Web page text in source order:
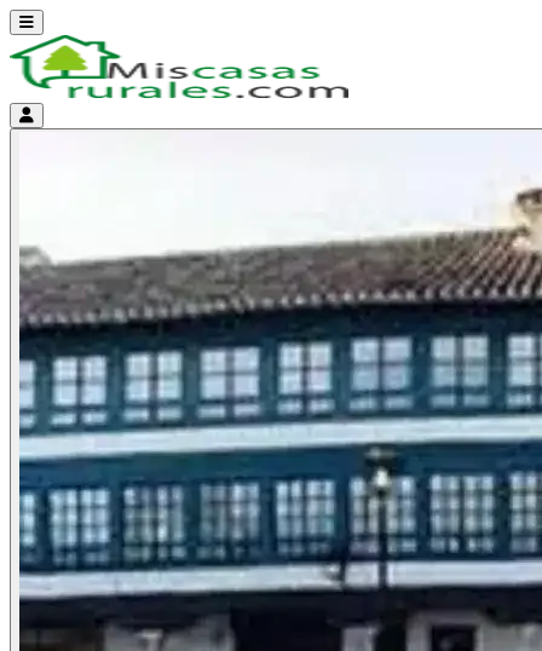
Abrir menú
Menú de cuenta